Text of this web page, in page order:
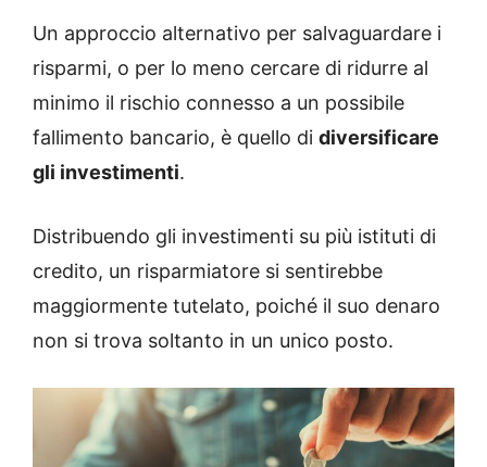
Un approccio alternativo per salvaguardare i
risparmi, o per lo meno cercare di ridurre al
minimo il rischio connesso a un possibile
fallimento bancario, è quello di diversificare
gli investimenti.
Distribuendo gli investimenti su più istituti di
credito, un risparmiatore si sentirebbe
maggiormente tutelato, poiché il suo denaro
non si trova soltanto in un unico posto.